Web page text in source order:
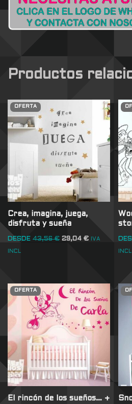
Productos
OFERTA
Crea, imagina, juega,
disfruta y sueña
DESDE 43,56€ 29,04 € IVA
INCL INCL
OFERTA
El rincón de los sueños… +